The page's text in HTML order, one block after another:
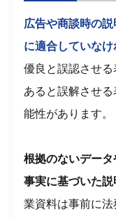
広告や商談時の
に適合していな
優良と誤認させ
あると誤解させ
能性があります。
根拠のないデー
事実に基づいた
業資料は事前に